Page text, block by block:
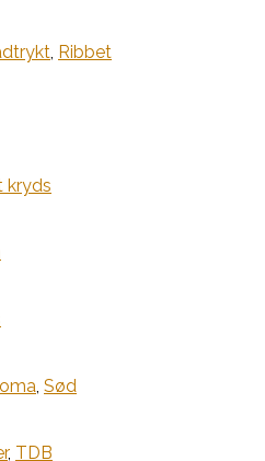
, Ribbet
kryds
, Sød
, TDB